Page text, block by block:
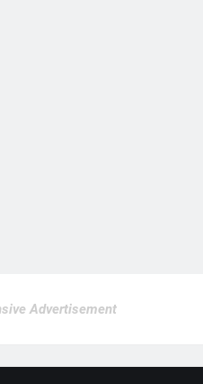
Advertisement